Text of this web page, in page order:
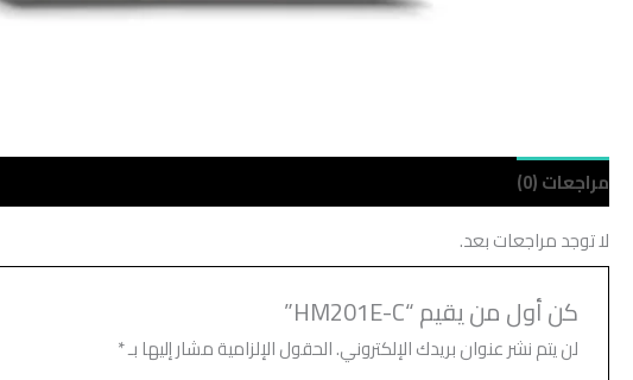
مراجعات (0)
لا توجد مراجعات بعد.
كن أول من يقيم “HM201E-C”
لن يتم نشر عنوان بريدك الإلكتروني.الحقول الإلزامية مشار إليها بـ*